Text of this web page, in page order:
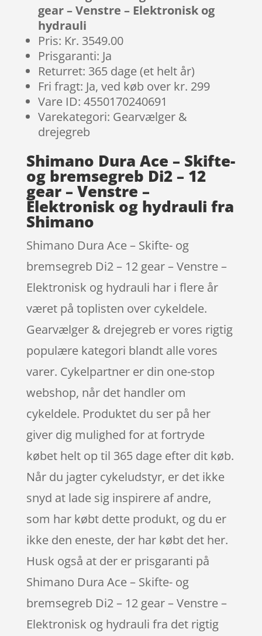
gear – Venstre – Elektronisk og
hydrauli
Pris: Kr. 3549.00
Prisgaranti: Ja
Returret: 365 dage (et helt år)
Fri fragt: Ja, ved køb over kr. 299
Vare ID: 4550170240691
Varekategori: Gearvælger &
drejegreb
Shimano Dura Ace – Skifte-
og bremsegreb Di2 – 12
gear – Venstre –
Elektronisk og hydrauli fra
Shimano
Shimano Dura Ace – Skifte- og
bremsegreb Di2 – 12 gear – Venstre –
Elektronisk og hydrauli har i flere år
været på toplisten over cykeldele.
Gearvælger & drejegreb er vores rigtig
populære kategori blandt alle vores
varer. Cykelpartner er din one-stop
webshop, når det handler om
cykeldele. Produktet du ser på her
giver dig mulighed for at fortryde
købet helt op til 365 dage efter dit køb.
Når du jagter cykeludstyr, er det ikke
snyd at lade sig inspirere af andre,
som har købt dette produkt, og du er
ikke den eneste, der har købt det her.
Husk også at der er prisgaranti på
Shimano Dura Ace – Skifte- og
bremsegreb Di2 – 12 gear – Venstre –
Elektronisk og hydrauli fra det rigtig